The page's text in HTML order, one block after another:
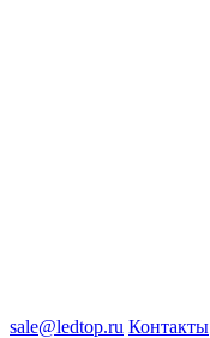
sale@ledtop.ru Контакты